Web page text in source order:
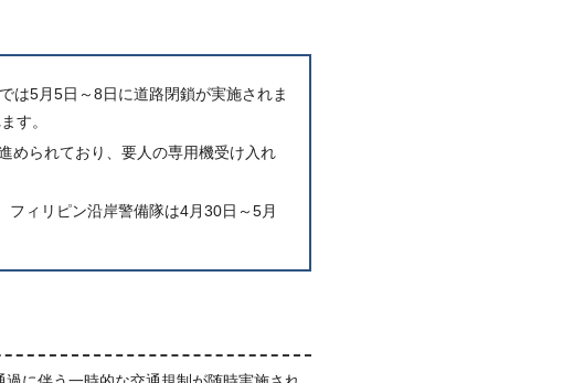
は5月5日～8日に道路閉鎖が実施されま
す。
められており、要人の専用機受け入れ
ィリピン沿岸警備隊は4月30日～5月